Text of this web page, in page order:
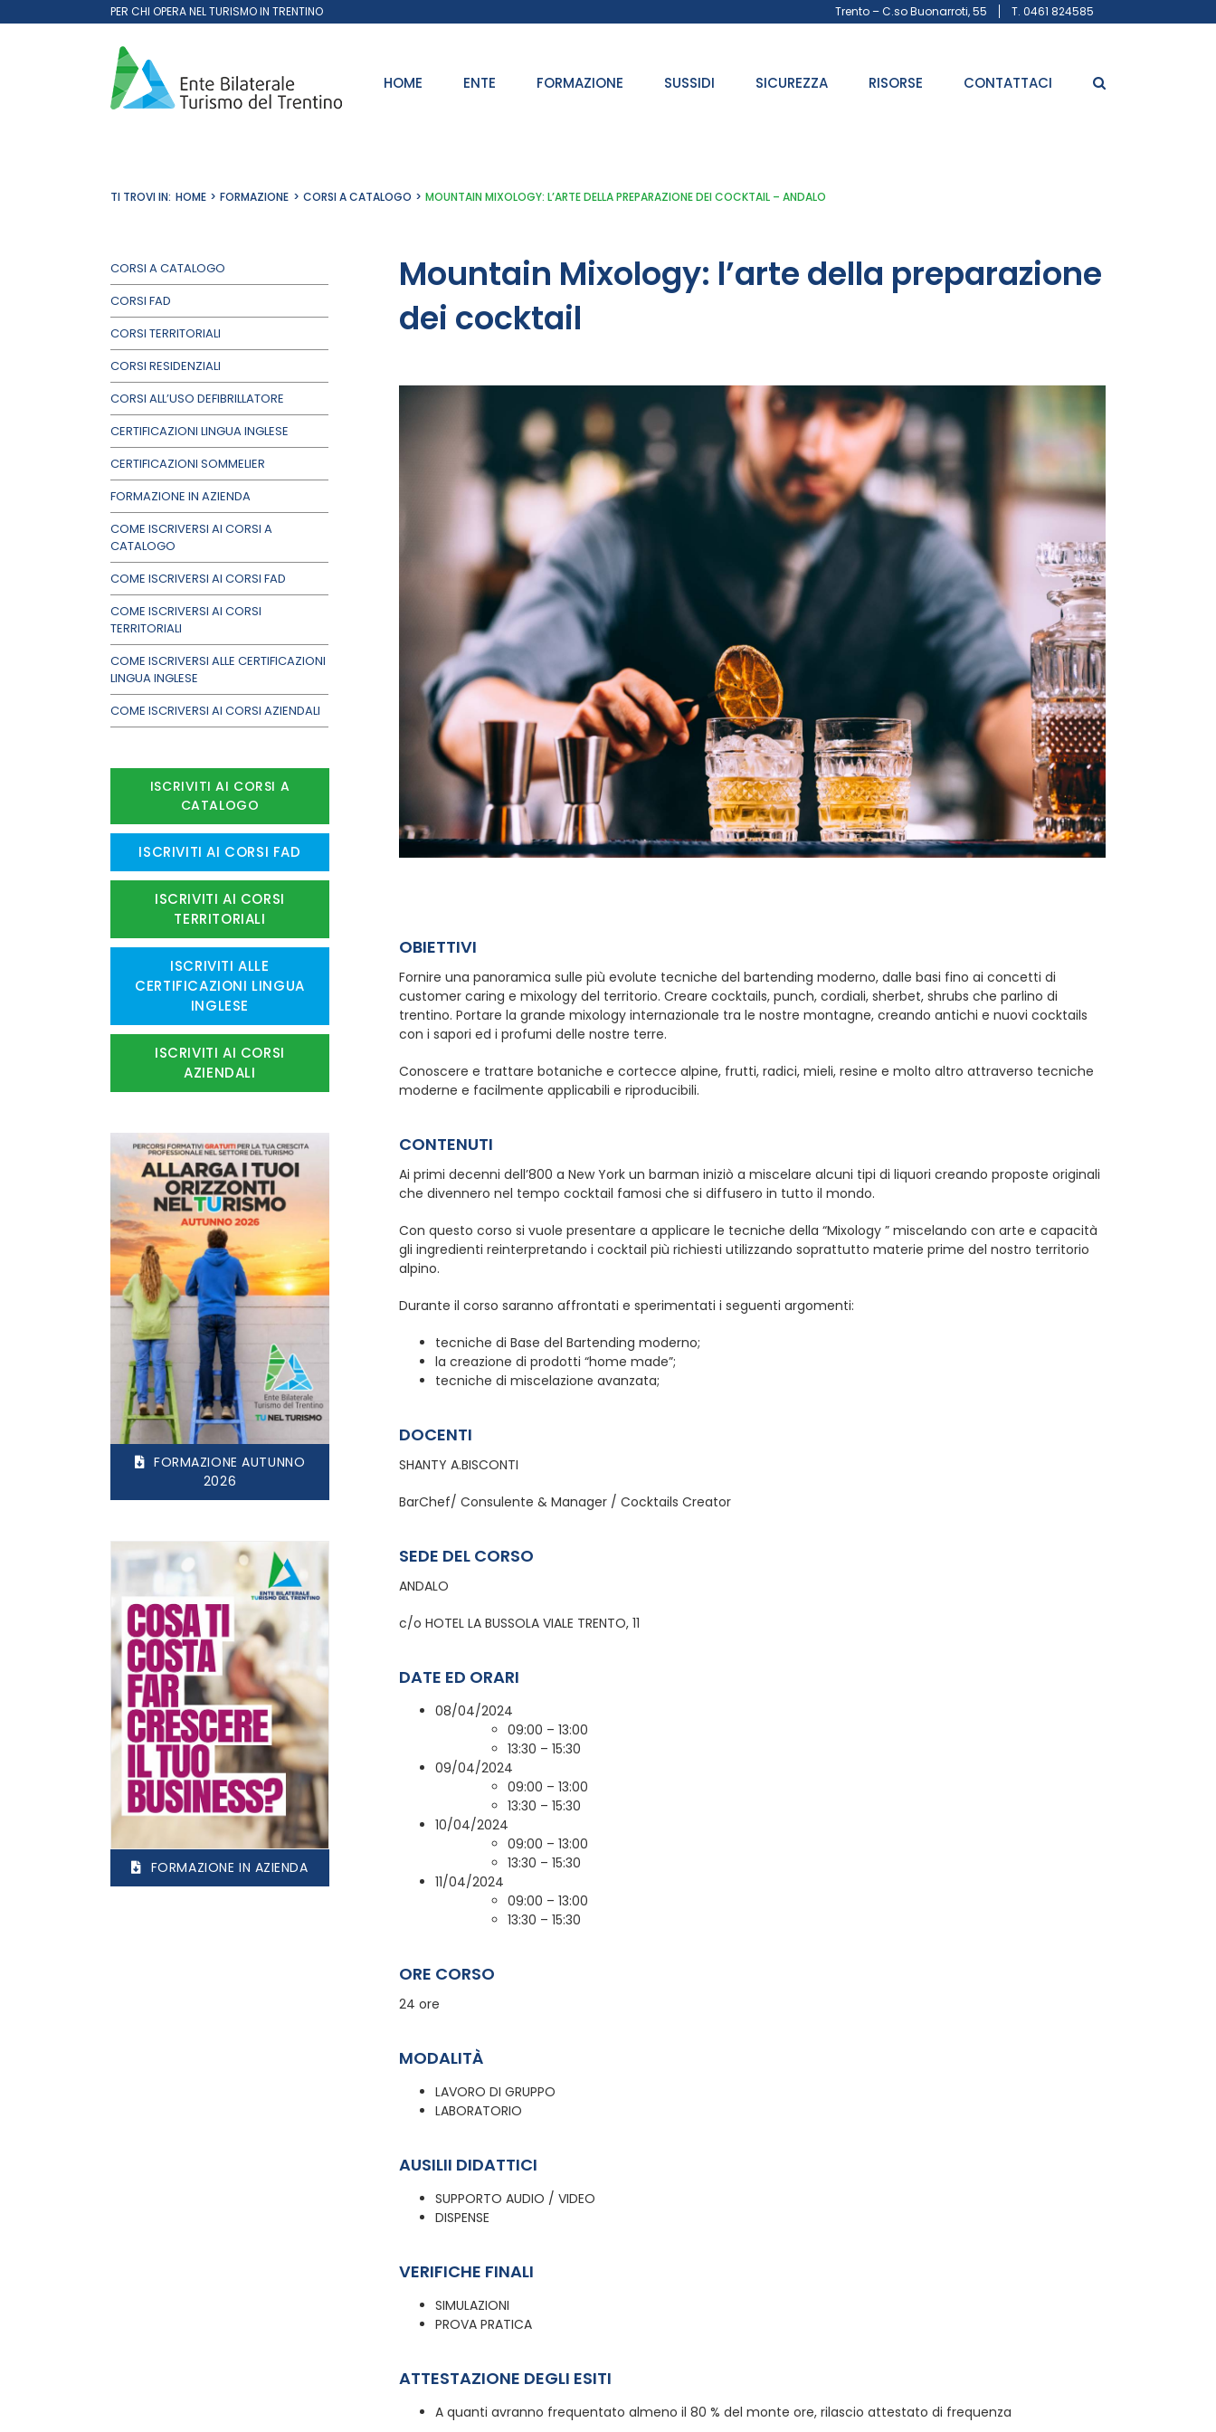
al
PER CHI OPERA NEL TURISMO IN TRENTINO Trento – C.so Buonarroti, 55 T. 0461 824585
HOME ENTE FORMAZIONE SUSSIDI SICUREZZA RISORSE CONTATTACI
TI TROVI IN: HOME FORMAZIONE CORSI A CATALOGO MOUNTAIN MIXOLOGY: L’ARTE DELLA PREPARAZIONE DEI COCKTAIL – ANDALO
CORSI A CATALOGO
CORSI FAD
CORSI TERRITORIALI
CORSI RESIDENZIALI
CORSI ALL’USO DEFIBRILLATORE
CERTIFICAZIONI LINGUA INGLESE
CERTIFICAZIONI SOMMELIER
FORMAZIONE IN AZIENDA
COME ISCRIVERSI AI CORSI A
CATALOGO
COME ISCRIVERSI AI CORSI FAD
COME ISCRIVERSI AI CORSI
TERRITORIALI
COME ISCRIVERSI ALLE CERTIFICAZIONI
LINGUA INGLESE
COME ISCRIVERSI AI CORSI AZIENDALI
ISCRIVITI AI CORSI A
CATALOGO
ISCRIVITI AI CORSI FAD
ISCRIVITI AI CORSI
TERRITORIALI
ISCRIVITI ALLE
CERTIFICAZIONI LINGUA
INGLESE
ISCRIVITI AI CORSI
AZIENDALI
FORMAZIONE AUTUNNO
2026
FORMAZIONE IN AZIENDA
Mountain Mixology: l’arte della preparazione
dei cocktail
OBIETTIVI
Fornire una panoramica sulle più evolute tecniche del bartending moderno, dalle basi fino ai concetti di
customer caring e mixology del territorio. Creare cocktails, punch, cordiali, sherbet, shrubs che parlino di
trentino. Portare la grande mixology internazionale tra le nostre montagne, creando antichi e nuovi cocktails
con i sapori ed i profumi delle nostre terre.
Conoscere e trattare botaniche e cortecce alpine, frutti, radici, mieli, resine e molto altro attraverso tecniche
moderne e facilmente applicabili e riproducibili.
CONTENUTI
Ai primi decenni dell’800 a New York un barman iniziò a miscelare alcuni tipi di liquori creando proposte originali
che divennero nel tempo cocktail famosi che si diffusero in tutto il mondo.
Con questo corso si vuole presentare a applicare le tecniche della “Mixology ” miscelando con arte e capacità
gli ingredienti reinterpretando i cocktail più richiesti utilizzando soprattutto materie prime del nostro territorio
alpino.
Durante il corso saranno affrontati e sperimentati i seguenti argomenti:
tecniche di Base del Bartending moderno;
la creazione di prodotti “home made”;
tecniche di miscelazione avanzata;
DOCENTI
SHANTY A.BISCONTI
BarChef/ Consulente & Manager / Cocktails Creator
SEDE DEL CORSO
ANDALO
c/o HOTEL LA BUSSOLA VIALE TRENTO, 11
DATE ED ORARI
08/04/2024
09:00 – 13:00
13:30 – 15:30
09/04/2024
09:00 – 13:00
13:30 – 15:30
10/04/2024
09:00 – 13:00
13:30 – 15:30
11/04/2024
09:00 – 13:00
13:30 – 15:30
ORE CORSO
24 ore
MODALITÀ
LAVORO DI GRUPPO
LABORATORIO
AUSILII DIDATTICI
SUPPORTO AUDIO / VIDEO
DISPENSE
VERIFICHE FINALI
SIMULAZIONI
PROVA PRATICA
ATTESTAZIONE DEGLI ESITI
A quanti avranno frequentato almeno il 80 % del monte ore, rilascio attestato di frequenza